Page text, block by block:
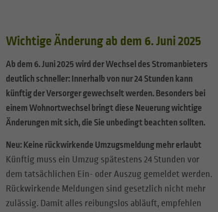
Wichtige Änderung ab dem 6. Juni 2025
Ab dem 6. Juni 2025 wird der Wechsel des Stromanbieters
deutlich schneller: Innerhalb von nur 24 Stunden kann
künftig der Versorger gewechselt werden. Besonders bei
einem Wohnortwechsel bringt diese Neuerung wichtige
Änderungen mit sich, die Sie unbedingt beachten sollten.
Neu: Keine rückwirkende Umzugsmeldung mehr erlaubt
Künftig muss ein Umzug spätestens 24 Stunden vor
dem tatsächlichen Ein- oder Auszug gemeldet werden.
Rückwirkende Meldungen sind gesetzlich nicht mehr
zulässig. Damit alles reibungslos abläuft, empfehlen